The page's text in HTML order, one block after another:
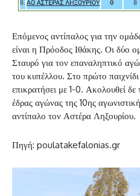
Επόμενος αντίπαλος για την
είναι η Πρόοδος Ιθάκης. Οι δύο
Σταυρό για τον επαναληπτικό
του κυπέλλου. Στο πρώτο
επικρατήσει με 1-0. Ακολουθεί
έδρας αγώνας της 10ης
αντίπαλο τον Αστέρα Ληξουρίου.
Πηγή: poulatakefalonias.gr